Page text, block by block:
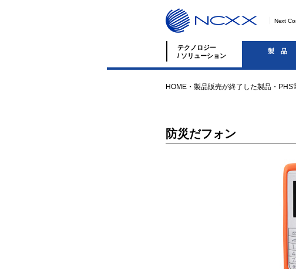
Next
テクノロジー
/ ソリューション
製品
HOME ・ 製品販売が終了した製品 ・ PHS
防災だフォン